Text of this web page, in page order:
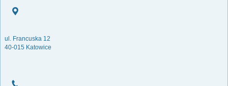
ul. Francuska 12
40-015 Katowice